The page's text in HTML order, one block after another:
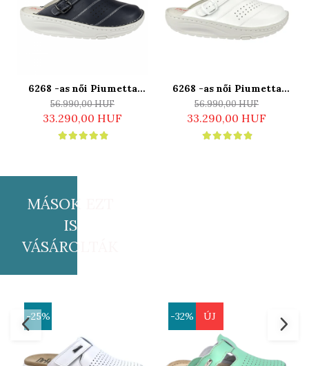
6268 -as női Piumetta
gördülő talpú klumpa -
sötét kék
56.990,00 HUF
33.290,00 HUF
6268 -as női Piumetta
gördülő talpú klumpa -
fehér
56.990,00 HUF
33.290,00 HUF
MÁSOK EZT
IS
VÁSÁROLTÁK
-25% -32% ÚJ